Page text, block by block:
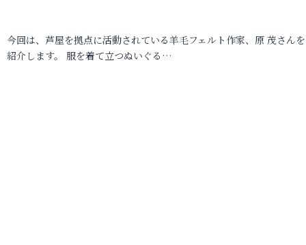
今回は、芦屋を拠点に活動されている羊毛フェルト作家、原 茂さん
紹介します。 服を着て立つぬいぐる…